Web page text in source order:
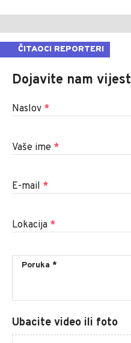
ČITAOCI REPORTERI
Dojavite nam vijest
Naslov *
Vaše ime *
E-mail *
Lokacija *
Ubacite video ili foto